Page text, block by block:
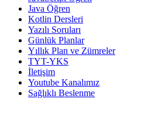
Java Öğren
Kotlin Dersleri
Yazılı Soruları
Günlük Planlar
Yıllık Plan ve Zümreler
TYT-YKS
İletişim
Youtube Kanalımız
Sağlıklı Beslenme